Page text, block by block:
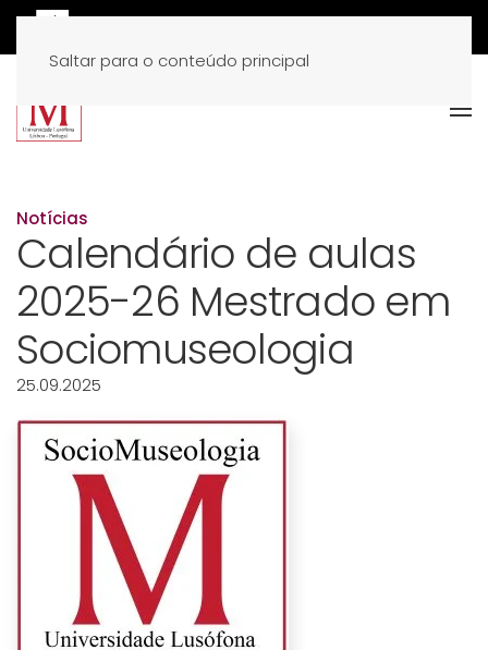
Saltar para o conteúdo principal
Notícias
Calendário de aulas
2025-26 Mestrado em
Sociomuseologia
25.09.2025